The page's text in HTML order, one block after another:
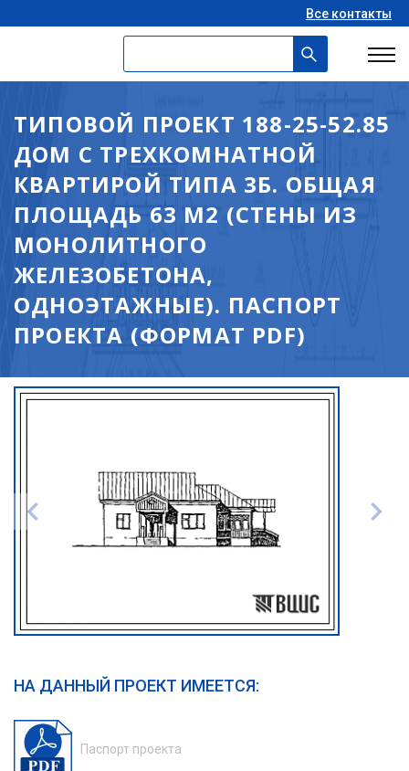
Все контакты
ТИПОВОЙ ПРОЕКТ 188-25-52.85
ДОМ С ТРЕХКОМНАТНОЙ
КВАРТИРОЙ ТИПА 3Б. ОБЩАЯ
ПЛОЩАДЬ 63 М2 (СТЕНЫ ИЗ
МОНОЛИТНОГО
ЖЕЛЕЗОБЕТОНА,
ОДНОЭТАЖНЫЕ). ПАСПОРТ
ПРОЕКТА (ФОРМАТ PDF)
НА ДАННЫЙ ПРОЕКТ ИМЕЕТСЯ:
Паспорт проекта